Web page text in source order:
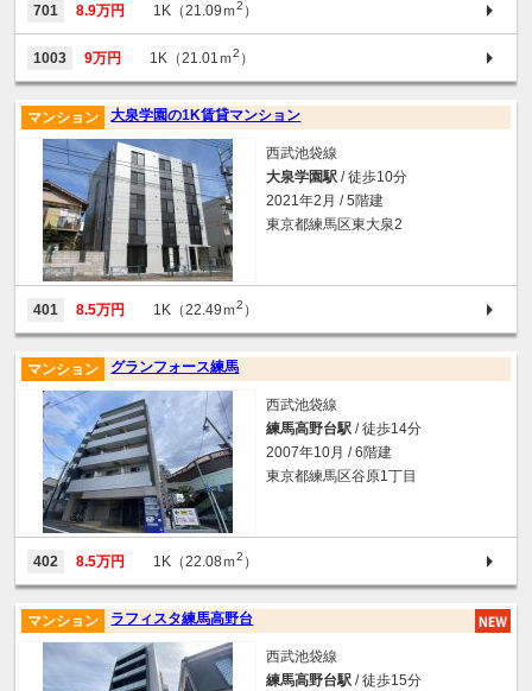
701 8.9万円 1K（21.09ｍ2 ）
1003 9万円 1K（21.01ｍ2 ）
大泉学園の1K賃貸マンション
マンション
西武池袋線
大泉学園駅 / 徒歩10分
2021年2月 / 5階建
東京都練馬区東大泉2
401 8.5万円 1K（22.49ｍ2 ）
グランフォース練馬
マンション
西武池袋線
練馬高野台駅 / 徒歩14分
2007年10月 / 6階建
東京都練馬区谷原1丁目
402 8.5万円 1K（22.08ｍ2 ）
ラフィスタ練馬高野台
マンション
西武池袋線
練馬高野台駅 / 徒歩15分